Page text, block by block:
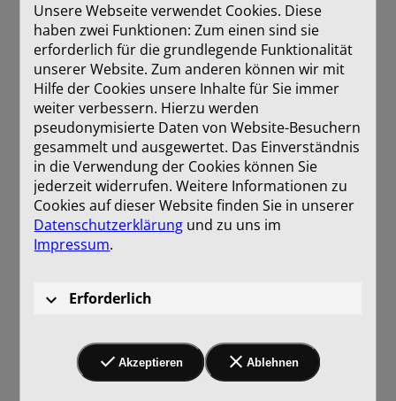
Die Suche ergab 3 Treffer in 3
Dokumenten.
1
Unsere Webseite verwendet Cookies. Diese
haben zwei Funktionen: Zum einen sind sie
erforderlich für die grundlegende Funktionalität
unserer Website. Zum anderen können wir mit
Hilfe der Cookies unsere Inhalte für Sie immer
weiter verbessern. Hierzu werden
pseudonymisierte Daten von Website-Besuchern
gesammelt und ausgewertet. Das Einverständnis
in die Verwendung der Cookies können Sie
jederzeit widerrufen. Weitere Informationen zu
Cookies auf dieser Website finden Sie in unserer
Datenschutzerklärung und zu uns im
Impressum.
Erforderlich
Akzeptieren Ablehnen